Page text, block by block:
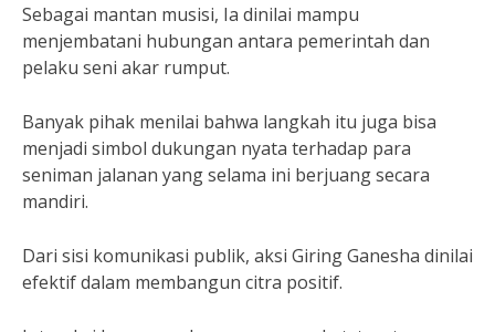
Sebagai mantan musisi, Ia dinilai mampu
menjembatani hubungan antara pemerintah dan
pelaku seni akar rumput.
Banyak pihak menilai bahwa langkah itu juga bisa
menjadi simbol dukungan nyata terhadap para
seniman jalanan yang selama ini berjuang secara
mandiri.
Dari sisi komunikasi publik, aksi Giring Ganesha dinilai
efektif dalam membangun citra positif.